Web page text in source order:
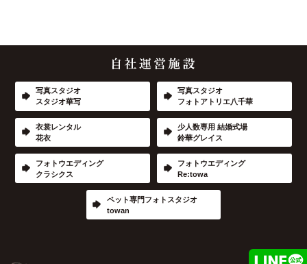
写真スタジオ
スタジオ華写
写真スタジオ
フォトアトリエ八千華
衣裳レンタル
花衣
少人数専用 結婚式場
鈴華グレイス
フォトウエディング
クラシクス
フォトウエディング
Re:towa
ペット専門フォトスタジオ
towan